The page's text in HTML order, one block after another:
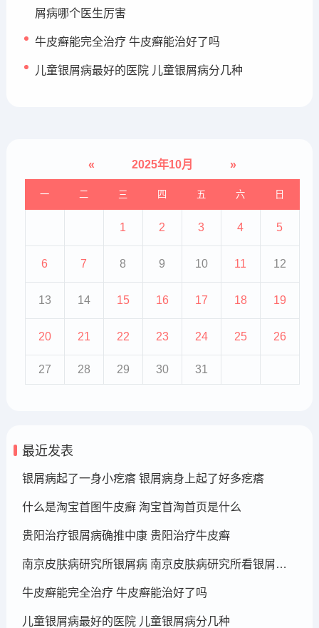
屑病哪个医生厉害
牛皮癣能完全治疗 牛皮癣能治好了吗
儿童银屑病最好的医院 儿童银屑病分几种
« 2025年10月 »
一 二 三 四 五 六 日
1 2 3 4 5
6 7 8 9 10 11 12
13 14 15 16 17 18 19
20 21 22 23 24 25 26
27 28 29 30 31
最近发表
银屑病起了一身小疙瘩 银屑病身上起了好多疙瘩
什么是淘宝首图牛皮癣 淘宝首淘首页是什么
贵阳治疗银屑病确推中康 贵阳治疗牛皮癣
南京皮肤病研究所银屑病 南京皮肤病研究所看银屑病哪个医生厉害
牛皮癣能完全治疗 牛皮癣能治好了吗
儿童银屑病最好的医院 儿童银屑病分几种